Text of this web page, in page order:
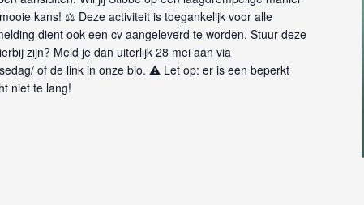
kans! ⚖️ Deze activiteit is toegankelijk voor alle
dient ook een cv aangeleverd te worden. Stuur deze
zijn? Meld je dan uiterlijk 28 mei aan via
of de link in onze bio. ⚠️ Let op: er is een beperkt
niet te lang!